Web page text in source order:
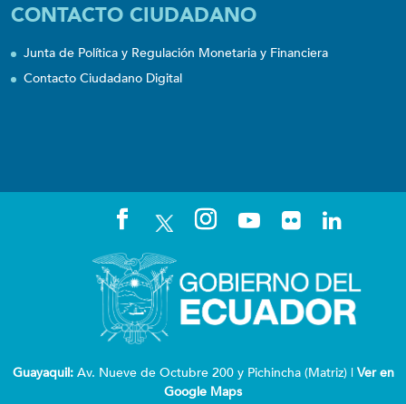
CONTACTO CIUDADANO
Junta de Política y Regulación Monetaria y Financiera
Contacto Ciudadano Digital
Guayaquil:Av. Nueve de Octubre 200 y Pichincha (Matriz) | Ver en
Google Maps